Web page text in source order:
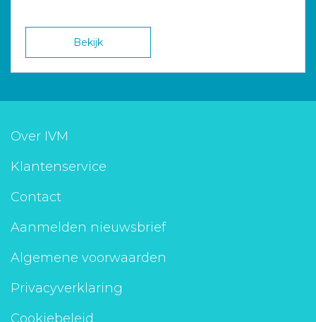
Bekijk
Over IVM
Klantenservice
Contact
Aanmelden nieuwsbrief
Algemene voorwaarden
Privacyverklaring
Cookiebeleid